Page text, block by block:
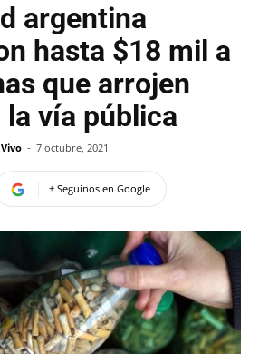
argentina
hasta $18 mil a
que arrojen
vía pública
- 7 octubre, 2021
+ Seguinos en Google